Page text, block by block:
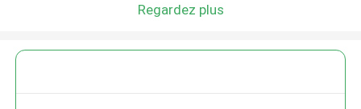
Regardez plus